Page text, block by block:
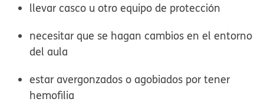
llevar casco u otro equipo de protección
necesitar que se hagan cambios en el entorno
del aula
estar avergonzados o agobiados por tener
hemofilia